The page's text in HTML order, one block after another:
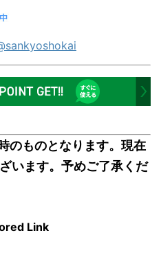
のものとなります。現在
います。予めご了承くだ
Link